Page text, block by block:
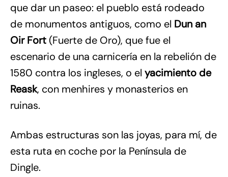
que dar un paseo: el pueblo está rodeado
de monumentos antiguos, como el Dun an
Oir Fort (Fuerte de Oro), que fue el
escenario de una carnicería en la rebelión de
1580 contra los ingleses, o el yacimiento de
Reask, con menhires y monasterios en
ruinas.
Ambas estructuras son las joyas, para mí, de
esta ruta en coche por la Península de
Dingle.